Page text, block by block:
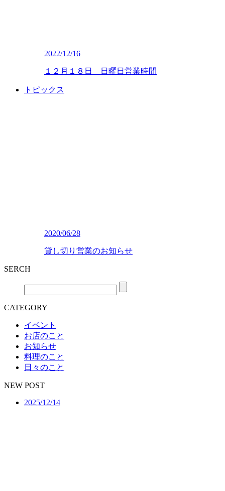
2022/12/16
１２月１８日 日曜日営業時間
トピックス
2020/06/28
貸し切り営業のお知らせ
SERCH
CATEGORY
イベント
お店のこと
お知らせ
料理のこと
日々のこと
NEW POST
2025/12/14